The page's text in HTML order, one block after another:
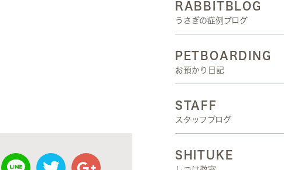
RABBITBLOG
うさぎの症例ブログ
PETBOARDING
お預かり日記
STAFF
スタッフブログ
SHITUKE